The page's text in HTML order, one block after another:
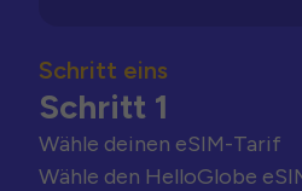
Schritt eins
Schritt 1
Wähle deinen eSIM-Tarif
Wähle den HelloGlobe